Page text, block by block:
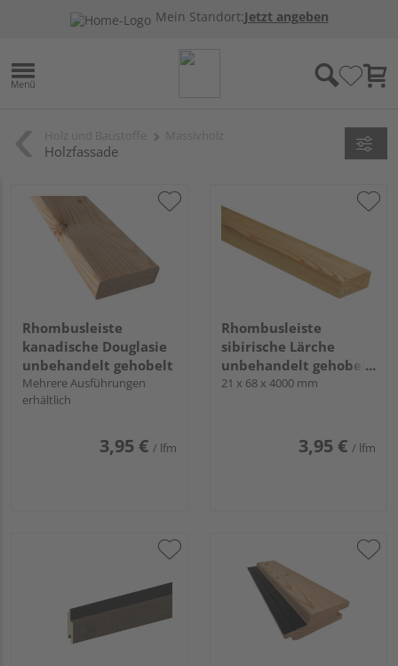
Mein Standort:Jetzt angeben
Holzfassade
Rhombusleiste
kanadische Douglasie
unbehandelt gehobelt
Mehrere Ausführungen
erhältlich
3,95 € / lfm
Rhombusleiste
sibirische Lärche
unbehandelt gehobelt
hobelfallend
21 x 68 x 4000 mm
3,95 € / lfm